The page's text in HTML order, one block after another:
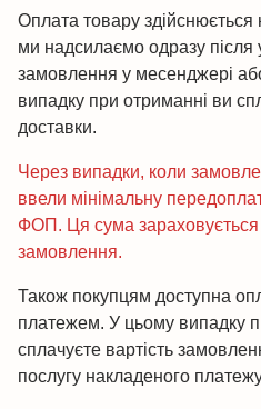
Оплата товару
ми надсилаємо одразу після
замовлення у месенджері
випадку при отриманні ви
доставки.
Через випадки, коли
ввели мінімальну
ФОП. Ця сума зараховується
замовлення.
Також покупцям доступна
платежем. У цьому випадку
сплачуєте вартість
послугу накладеного